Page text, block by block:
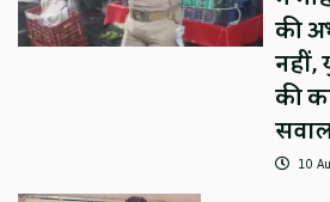
की
नहीं,
की
10